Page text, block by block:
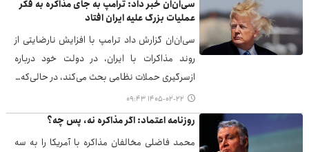
سی‌ان‌ان خبر داد: ترامپ به جای مذاکره به فکر
عملیات بزرگ علیه ایران افتاد
سی‌ان‌ان گزارش داد ترامپ با افزایش نارضایتی از
روند مذاکرات با ایران، در دولت خود درباره
ازسرگیری حملات نظامی بحث می‌کند، در حالی‌که…
۱۴۰۵-۰۲-۲۲ ۰۹:۴۳
روزنامه اعتماد: اگر مذاکره نه، پس چه؟
محمد فاضلی مخالفان مذاکره با آمریکا را به سه